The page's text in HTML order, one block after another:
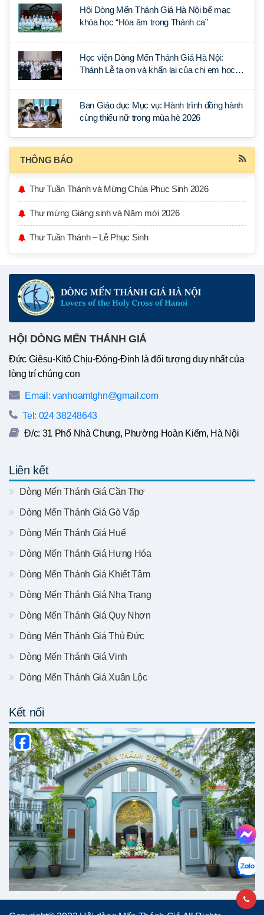
Hội Dòng Mến Thánh Giá Hà Nội bế mạc
khóa học “Hòa âm trong Thánh ca”
Học viện Dòng Mến Thánh Giá Hà Nội:
Thánh Lễ tạ ơn và khấn lại của chị em học
Ban Giáo dục Mục vụ: Hành trình đồng hành
cùng thiếu nữ trong mùa hè 2026
THÔNG BÁO
Thư Tuần Thánh và Mừng Chúa Phục Sinh 2026
Thư mừng Giáng sinh và Năm mới 2026
Thư Tuần Thánh – Lễ Phục Sinh
HỘI DÒNG MẾN THÁNH GIÁ
Đức Giêsu-Kitô Chịu-Đóng-Đinh là đối tượng duy nhất của
lòng trí chúng con
Email: vanhoamtghn@gmail.com
Tel: 024 38248643
Đ/c: 31 Phố Nhà Chung, Phường Hoàn Kiếm, Hà Nội
Liên kết
Dòng Mến Thánh Giá Cần Thơ
Dòng Mến Thánh Giá Gò Vấp
Dòng Mến Thánh Giá Huế
Dòng Mến Thánh Giá Hưng Hóa
Dòng Mến Thánh Giá Khiết Tâm
Dòng Mến Thánh Giá Nha Trang
Dòng Mến Thánh Giá Quy Nhơn
Dòng Mến Thánh Giá Thủ Đức
Dòng Mến Thánh Giá Vinh
Dòng Mến Thánh Giá Xuân Lộc
Kết nối